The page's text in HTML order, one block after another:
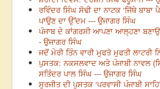
ਰਵਿੰਦਰ ਸਿੰਘ ਸੋਢੀ ਦਾ ਨਾਟਕ ‘ਜਿੱਥੇ
ਪਾਉਣ ਦਾ ਉੱਦਮ --- ਉਜਾਗਰ ਸਿੰਘ
ਪੰਜਾਬ ਦੇ ਕਾਂਗਰਸੀ ਆਪਣਾ ਆਲ੍ਹਣਾ
- ਉਜਾਗਰ ਸਿੰਘ
ਜਦੋਂ ਮੇਰੀ ਤਿੰਨ ਵਾਰੀ ਮੁਫਤੋ ਮੁਫਤੀ ਲਾਟਰੀ
ਪੁਸਤਕ: ਨਕਸਲਵਾਦ ਅਤੇ ਪੰਜਾਬੀ ਨਾਵਲ
ਸਤਿੰਦਰ ਪਾਲ ਸਿੰਘ --- ਉਜਾਗਰ ਸਿੰਘ
ਸੁਰਜੀਤ ਦੀ ਪੁਸਤਕ ‘ਪਰਵਾਸੀ ਪੰਜਾਬੀ